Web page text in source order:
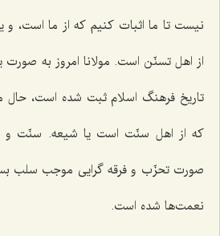
نيست تا ما اثبات كنيم كه از ما است، و
از اهل تسنّن است. مولانا امروز به
تاريخ فرهنگ اسلام ثبت شده است، حال
كه از اهل سنّت است يا شيعه. سنّت و
صورت تحزّب و فرقه ‌گرايى موجب سلب
نعمت‌ها شده است.